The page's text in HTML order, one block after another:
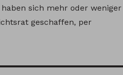
sich mehr oder weniger
geschaffen, per